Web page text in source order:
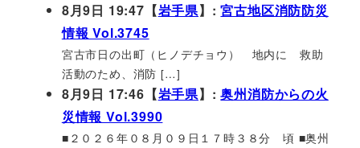
8月9日 19:47【岩手県】:宮古地区消防防災
情報 Vol.3745
宮古市日の出町（ヒノデチョウ） 地内に 救助
活動のため、消防 […]
8月9日 17:46【岩手県】:奥州消防からの火
災情報 Vol.3990
■２０２６年０８月０９日１７時３８分 頃 ■奥州